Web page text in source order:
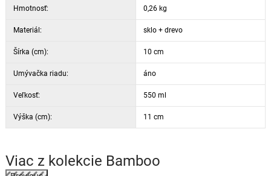
Hmotnosť: 0,26 kg
Materiál: sklo + drevo
Šírka (cm): 10 cm
Umývačka riadu: áno
Veľkosť: 550 ml
Výška (cm): 11 cm
Viac z kolekcie Bamboo